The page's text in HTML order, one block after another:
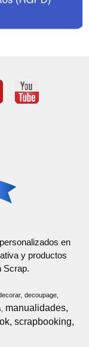
en
y productos
Scrap.
decoupage
manualidades
scrapbooking